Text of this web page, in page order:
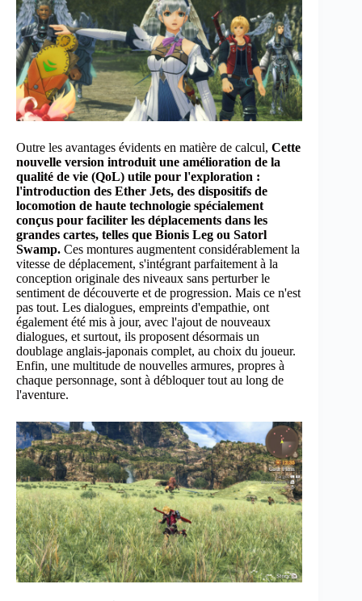
Outre les avantages évidents en matière de calcul, Cette
nouvelle version introduit une amélioration de la
qualité de vie (QoL) utile pour l'exploration :
l'introduction des Ether Jets, des dispositifs de
locomotion de haute technologie spécialement
conçus pour faciliter les déplacements dans les
grandes cartes, telles que Bionis Leg ou Satorl
Swamp. Ces montures augmentent considérablement la
vitesse de déplacement, s'intégrant parfaitement à la
conception originale des niveaux sans perturber le
sentiment de découverte et de progression. Mais ce n'est
pas tout. Les dialogues, empreints d'empathie, ont
également été mis à jour, avec l'ajout de nouveaux
dialogues, et surtout, ils proposent désormais un
doublage anglais-japonais complet, au choix du joueur.
Enfin, une multitude de nouvelles armures, propres à
chaque personnage, sont à débloquer tout au long de
l'aventure.